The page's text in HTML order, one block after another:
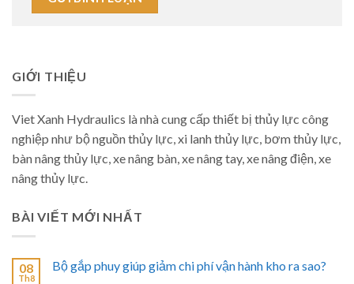
GIỚI THIỆU
Viet Xanh Hydraulics là nhà cung cấp thiết bị thủy lực công
nghiệp như bộ nguồn thủy lực, xi lanh thủy lực, bơm thủy lực,
bàn nâng thủy lực, xe nâng bàn, xe nâng tay, xe nâng điện, xe
nâng thủy lực.
BÀI VIẾT MỚI NHẤT
08
Th8
Bộ gắp phuy giúp giảm chi phí vận hành kho ra sao?